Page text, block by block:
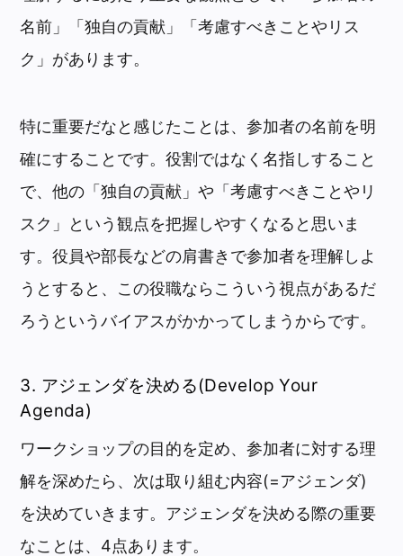
名前」「独自の貢献」「考慮すべきことやリス
ク」があります。
特に重要だなと感じたことは、参加者の名前を明
確にすることです。役割ではなく名指しすること
で、他の「独自の貢献」や「考慮すべきことやリ
スク」という観点を把握しやすくなると思いま
す。役員や部長などの肩書きで参加者を理解しよ
うとすると、この役職ならこういう視点があるだ
ろうというバイアスがかかってしまうからです。
3. アジェンダを決める(Develop Your
Agenda)
ワークショップの目的を定め、参加者に対する理
解を深めたら、次は取り組む内容(=アジェンダ)
を決めていきます。アジェンダを決める際の重要
なことは、4点あります。